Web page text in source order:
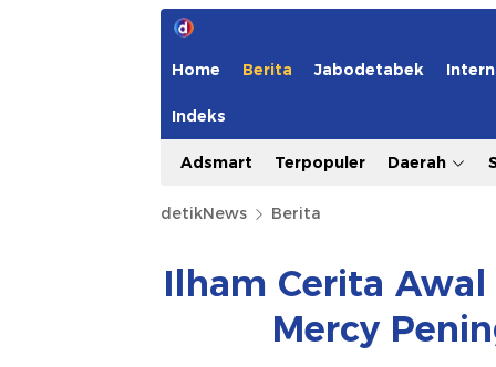
Home Berita Jabodetabek
Indeks
Adsmart Terpopuler Daerah
detikNews Berita
Ilham Cerita
Mercy